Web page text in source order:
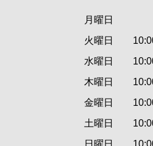
月曜日
火曜日
水曜日
木曜日
金曜日
土曜日